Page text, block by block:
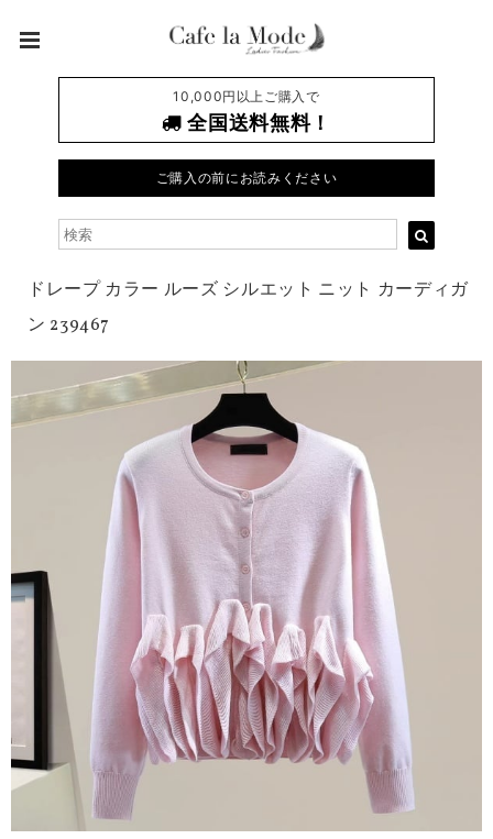
10,000円以上ご購入で
全国送料無料！
ご購入の前にお読みください
ドレープ カラー ルーズ シルエット ニット カーディガ
ン 239467